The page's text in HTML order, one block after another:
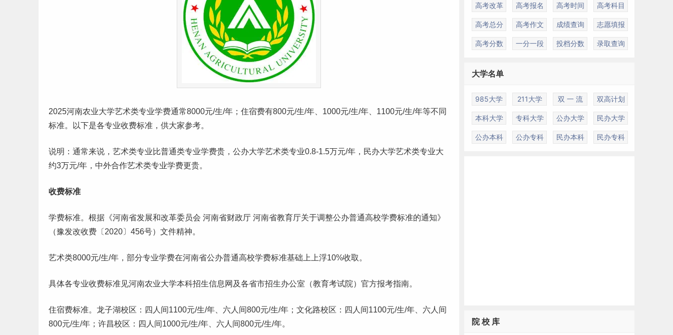
2025河南农业大学艺术类专业学费通常8000元/生/年；住宿费有800元/生/年、1000元/生/年、1100元/生/年等不同
标准。以下是各专业收费标准 ，供大家参考。
说明：通常来说，艺术类专业比普通类专业学费贵， 公办大学艺术类专业0.8-1.5万元/年，民办大学艺术类专业大
约3万元/年，中外合作艺术类专业学费更贵。
收费标准
学费标准。根据《河南省发展和改革委员会 河南省财政厅 河南省教育厅关于调整公办普通高校学费标准的通知》
（豫发改收费〔2020〕456号）文件精神。
艺术类8000元/生/年，部分专业学费在河南省公办普通高校学费标准基础上上浮10%收取。
具体各专业收费标准见河南农业大学本科招生信息网及各省市招生办公室（教育考试院）官方报考指南。
住宿费标准。龙子湖校区：四人间1100元/生/年、六人间800元/生/年；文化路校区：四人间1100元/生/年、六人间
800元/生/年；许昌校区：四人间1000元/生/年、六人间800元/生/年。
高考改革 高考报名 高考时间 高考科目
高考总分 高考作文 成绩查询 志愿填报
高考分数 一分一段 投档分数 录取查询
大学名单
985大学 211大学 双 一 流 双高计划
本科大学 专科大学 公办大学 民办大学
公办本科 公办专科 民办本科 民办专科
院 校 库